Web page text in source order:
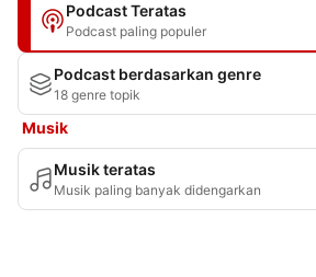
Podcast Teratas
Podcast paling populer
Podcast berdasarkan genre
18 genre topik
Musik
Musik teratas
Musik paling banyak didengarkan